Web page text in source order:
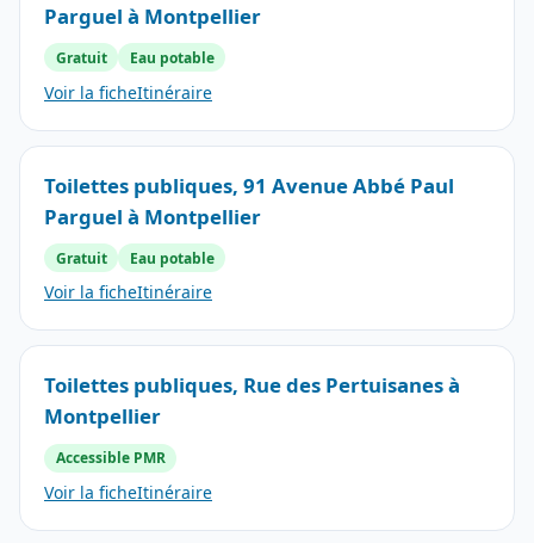
Parguel à Montpellier
Gratuit Eau potable
Voir la ficheItinéraire
Toilettes publiques, 91 Avenue Abbé Paul
Parguel à Montpellier
Gratuit Eau potable
Voir la ficheItinéraire
Toilettes publiques, Rue des Pertuisanes à
Montpellier
Accessible PMR
Voir la ficheItinéraire